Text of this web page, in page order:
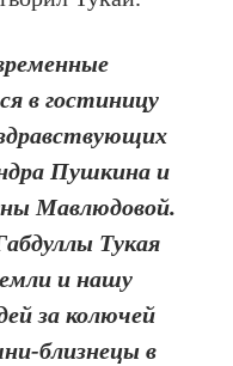
в гостиницу
Пушкина и
Мавлюдовой.
Тукая
и нашу
за колючей
в